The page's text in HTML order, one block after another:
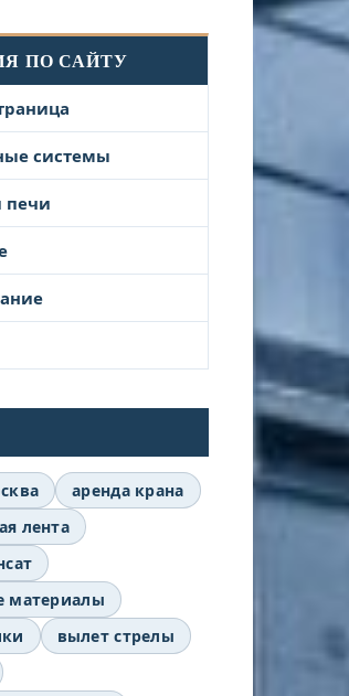
ПО САЙТУ
системы
аренда крана
лента
материалы
вылет стрелы